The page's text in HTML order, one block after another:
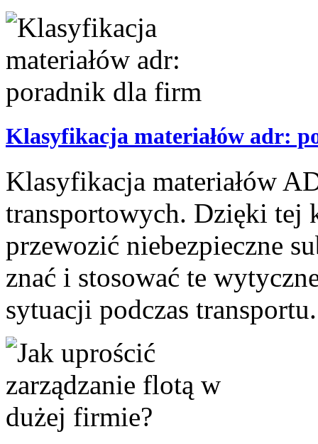
Klasyfikacja materiałów adr:
Klasyfikacja materiałów
transportowych. Dzięki tej
przewozić niebezpieczne
znać i stosować te
sytuacji podczas